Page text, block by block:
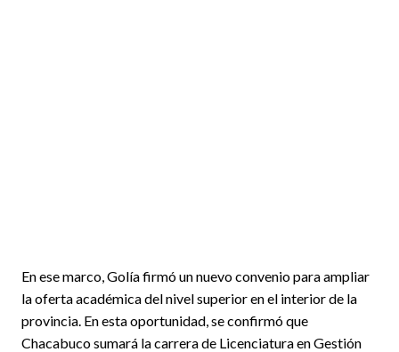
En ese marco, Golía firmó un nuevo convenio para ampliar
la oferta académica del nivel superior en el interior de la
provincia. En esta oportunidad, se confirmó que
Chacabuco sumará la carrera de Licenciatura en Gestión